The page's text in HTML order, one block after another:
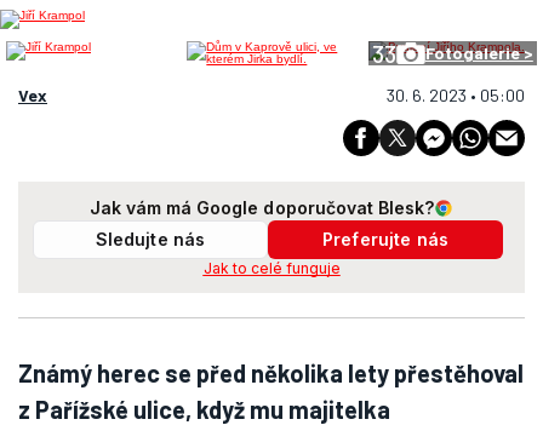
33 Fotogalerie >
Vex 30. 6. 2023 • 05:00
Jak vám má Google doporučovat Blesk?
Sledujte nás
Preferujte nás
Jak to celé funguje
Známý herec se před několika lety přestěhoval
z Pařížské ulice, když mu majitelka